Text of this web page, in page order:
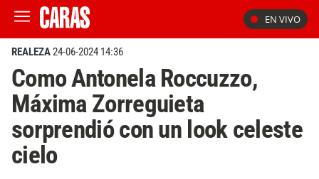
EN VIVO
REALEZA24-06-2024 14:36
Como Antonela Roccuzzo,
Máxima Zorreguieta
sorprendió con un look celeste
cielo